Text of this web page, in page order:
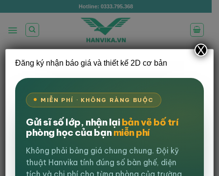
qua
dung
Hotline: 0333.795.368
TRANG CHỦ / GHẾ GAMING /
GHẾ EXTREME
LỌC
Đăng ký nhận báo giá và thiết kế 2D cơ bản
MIỄN PHÍ · KHÔNG RÀNG BUỘC
Gửi sĩ số lớp, nhận lạibản vẽ bố trí
phòng học của bạnmiễn phí
Không phải bảng giá chung chung. Đội kỹ
thuật Hanvika tính đúng số bàn ghế, diện
tích và chi phí cho từng phòng của trường
X